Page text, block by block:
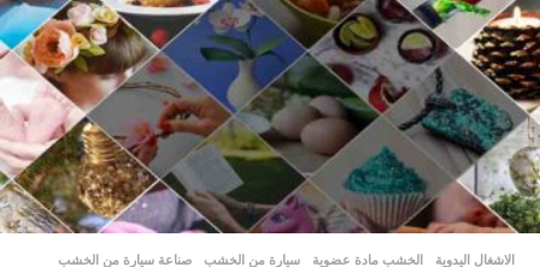
الاشغال اليدوية الخشب مادة عضوية ,
سيارة من الخشب ,
صناعة سيارة من الخشب